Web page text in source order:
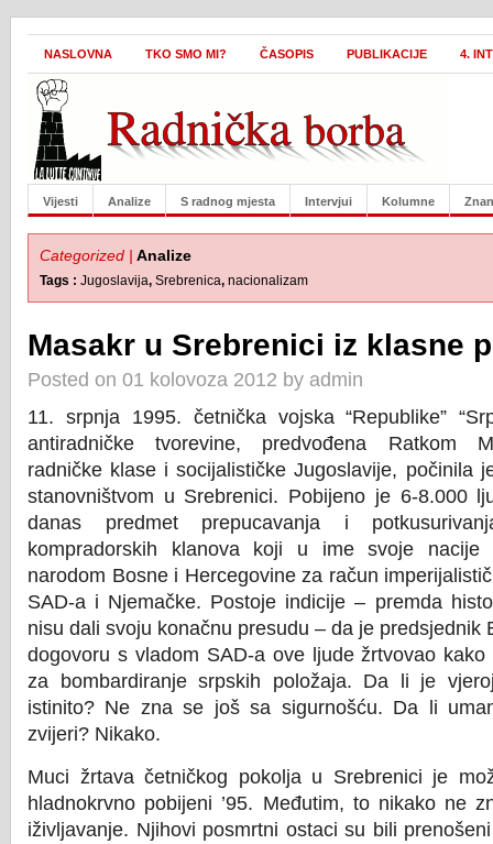
NASLOVNA TKO SMO MI? ČASOPIS PUBLIKACIJE 4.
Vijesti Analize S radnog mjesta Intervjui Kolumne
Categorized | Analize
Tags : Jugoslavija, Srebrenica, nacionalizam
Masakr u Srebrenici iz klasne
Posted on 01 kolovoza 2012 by admin
11. srpnja 1995. četnička vojska “Republike”
antiradničke tvorevine, predvođena Ratkom
radničke klase i socijalističke Jugoslavije, počinila
stanovništvom u Srebrenici. Pobijeno je 6-8.000
danas predmet prepucavanja i
kompradorskih klanova koji u ime svoje nacije
narodom Bosne i Hercegovine za račun
SAD-a i Njemačke. Postoje indicije – premda
nisu dali svoju konačnu presudu – da je predsjednik
dogovoru s vladom SAD-a ove ljude žrtvovao
za bombardiranje srpskih položaja. Da li je
istinito? Ne zna se još sa sigurnošću. Da li
zvijeri? Nikako.
Muci žrtava četničkog pokolja u Srebrenici je
hladnokrvno pobijeni ’95. Međutim, to nikako ne
iživljavanje. Njihovi posmrtni ostaci su bili